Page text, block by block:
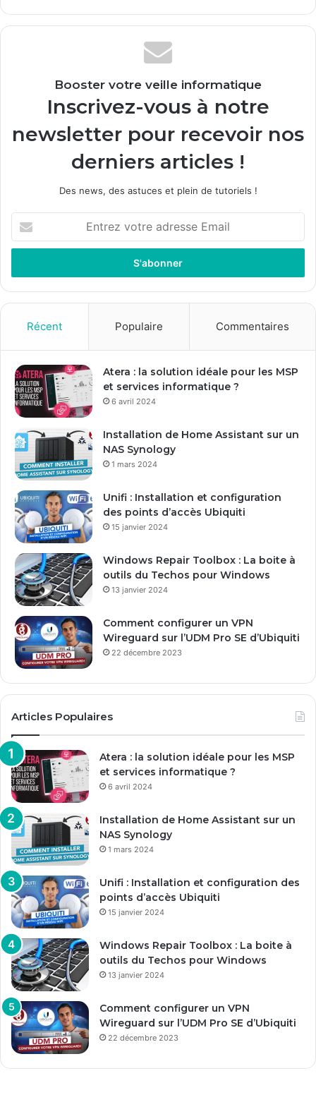
Booster votre veille informatique
Inscrivez-vous à notre
newsletter pour recevoir nos
derniers articles !
Des news, des astuces et plein de tutoriels !
t
e
z
r
e
a
d
s
e
m
a
Récent Populaire Commentaires
Atera : la solution idéale pour les MSP
et services informatique ?
6 avril 2024
Installation de Home Assistant sur un
NAS Synology
1 mars 2024
Unifi : Installation et configuration
des points d’accès Ubiquiti
15 janvier 2024
Windows Repair Toolbox : La boite à
outils du Techos pour Windows
13 janvier 2024
Comment configurer un VPN
Wireguard sur l’UDM Pro SE d’Ubiquiti
22 décembre 2023
Articles Populaires
Atera : la solution idéale pour les MSP
et services informatique ?
6 avril 2024
Installation de Home Assistant sur un
NAS Synology
1 mars 2024
Unifi : Installation et configuration des
points d’accès Ubiquiti
15 janvier 2024
Windows Repair Toolbox : La boite à
outils du Techos pour Windows
13 janvier 2024
Comment configurer un VPN
Wireguard sur l’UDM Pro SE d’Ubiquiti
22 décembre 2023